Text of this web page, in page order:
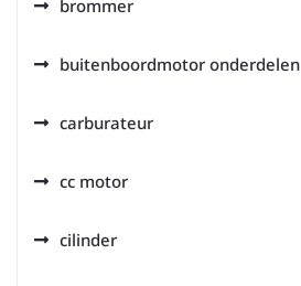
brommer
buitenboordmotor onderdelen
carburateur
cc motor
cilinder